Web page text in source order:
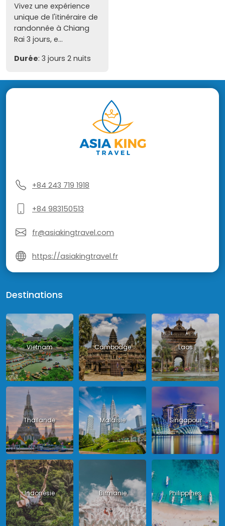
Vivez une expérience
unique de l'itinéraire de
randonnée à Chiang
Rai 3 jours, e...
Durée: 3 jours 2 nuits
+84 243 719 1918
+84 983150513
fr@asiakingtravel.com
https://asiakingtravel.fr
Destinations
Vietnam Cambodge Laos
Thailande Malaisie Singapour
Indonésie Birmanie Philippines